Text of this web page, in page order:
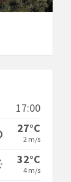
17:00
27°C
2 m/s
32°C
4 m/s